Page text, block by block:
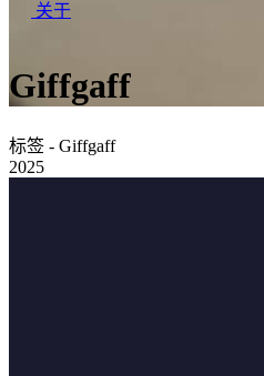
关于
Giffgaff
标签 - Giffgaff
2025